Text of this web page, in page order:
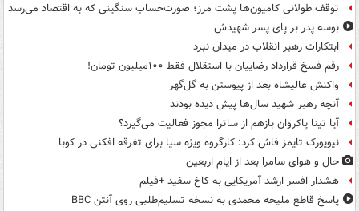
توقف طولانی کامیون‌ها پشت مرز؛ صورت‌حساب سنگینی که به اقتصاد می‌رسد
بوسه‌ پدر بر پای پسر شهیدش
ابتکارات رهبر انقلاب در میدان نبرد
رقم فسخ قرارداد رضاییان با استقلال فقط ۱۰۰میلیون تومان!
واکنش عالیشاه بعد از پیوستن به گل‌گهر
آنچه رهبر شهید سال‌ها پیش دیده بودند
آیا تینا پاکروان بازهم از ساترا مجوز فعالیت می‌گیرد؟
نیویورک تایمز فاش کرد: کارگروه ویژه سیا برای تفرقه افکنی در کوبا
حال و هوای سامرا بعد از ایام اربعین
هشدار افسر ارشد آمریکایی به کاخ سفید +فیلم
پاسخ قاطع ملیحه محمدی به نسخه تسلیم‌طلبی روی آنتن BBC